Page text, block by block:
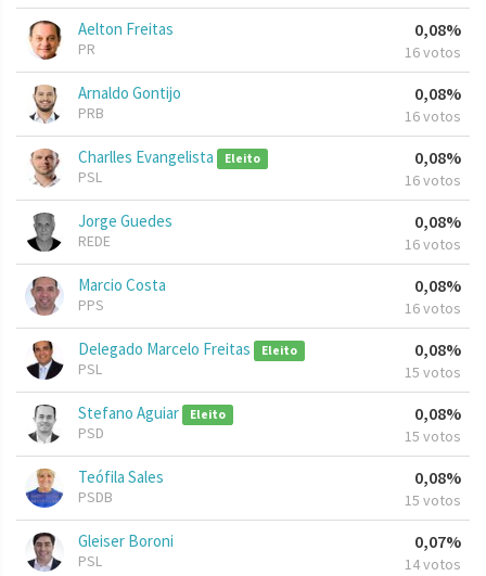
Aelton Freitas
PR
0,08%
16 votos
Arnaldo Gontijo
PRB
0,08%
16 votos
Charlles Evangelista Eleito
PSL
0,08%
16 votos
Jorge Guedes
REDE
0,08%
16 votos
Marcio Costa
PPS
0,08%
16 votos
Delegado Marcelo Freitas Eleito
PSL
0,08%
15 votos
Stefano Aguiar Eleito
PSD
0,08%
15 votos
Teófila Sales
PSDB
0,08%
15 votos
Gleiser Boroni
PSL
0,07%
14 votos